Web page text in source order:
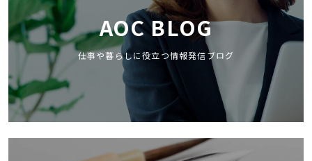
AOC BLOG
仕事や暮らしに役立つ情報発信ブログ